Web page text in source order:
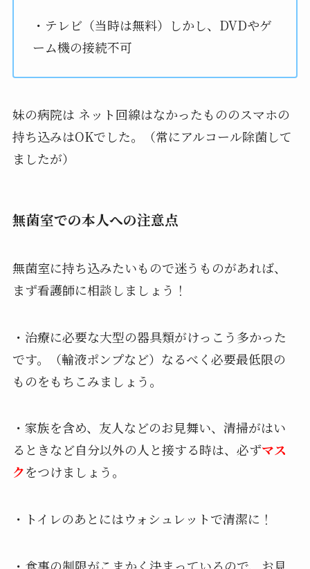
・テレビ（当時は無料）しかし、DVDやゲ
ーム機の接続不可
妹の病院は ネット回線はなかったもののスマホの
持ち込みはOKでした。（常にアルコール除菌して
ましたが）
無菌室での本人への注意点
無菌室に持ち込みたいもので迷うものがあれば、
まず看護師に相談しましょう！
・治療に必要な大型の器具類がけっこう多かった
です。（輸液ポンプなど）なるべく必要最低限の
ものをもちこみましょう。
・家族を含め、友人などのお見舞い、清掃がはい
るときなど自分以外の人と接する時は、必ずマス
クをつけましょう。
・トイレのあとにはウォシュレットで清潔に！